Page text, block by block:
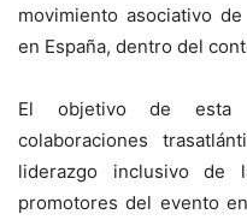
movimiento asociativo
en España, dentro del
El objetivo de esta
colaboraciones
liderazgo inclusivo de
promotores del evento